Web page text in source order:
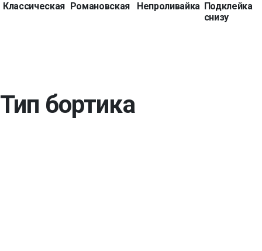
Классическая Романовская Непроливайка Подклейка
снизу
Тип бортика